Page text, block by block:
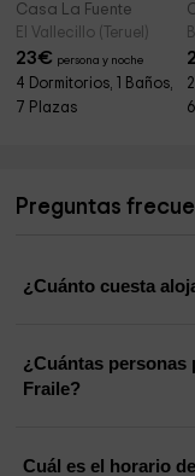
Casa La Fuente
El Vallecillo (Teruel)
23€ persona y noche
4 Dormitorios, 1 Baños,
7 Plazas
Preguntas
¿Cuánto cuesta
¿Cuántas personas
Fraile?